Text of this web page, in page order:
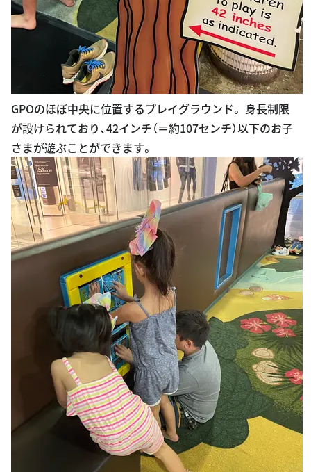
GPOのほぼ中央に位置するプレイグラウンド。 身長制限
が設けられており、42インチ（＝約107センチ）以下のお子
さまが遊ぶことができます。